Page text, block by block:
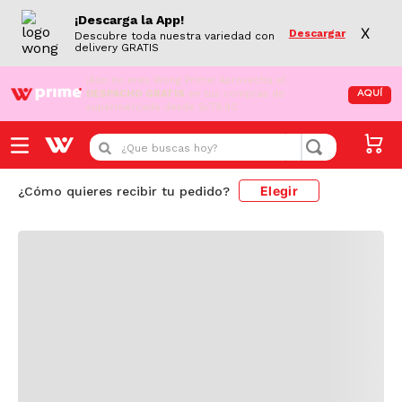
¡Descarga la App!
Descubre toda nuestra variedad con
delivery GRATIS
Descargar X
¡Aún no eres Wong Prime! Aprovecha el
DESPACHO GRATIS en tus compras de
supermercado desde S/79.90
AQUÍ
¿Que buscas hoy?
¿Cómo quieres recibir tu pedido? Elegir
Cargando comentarios...